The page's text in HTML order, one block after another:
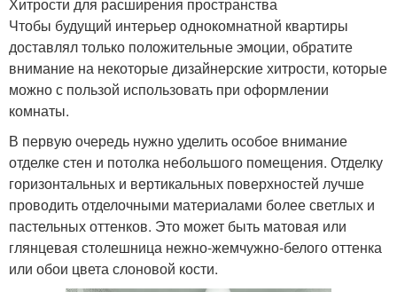
Хитрости для расширения пространства
Чтобы будущий интерьер однокомнатной квартиры
доставлял только положительные эмоции, обратите
внимание на некоторые дизайнерские хитрости, которые
можно с пользой использовать при оформлении
комнаты.
В первую очередь нужно уделить особое внимание
отделке стен и потолка небольшого помещения. Отделку
горизонтальных и вертикальных поверхностей лучше
проводить отделочными материалами более светлых и
пастельных оттенков. Это может быть матовая или
глянцевая столешница нежно-жемчужно-белого оттенка
или обои цвета слоновой кости.